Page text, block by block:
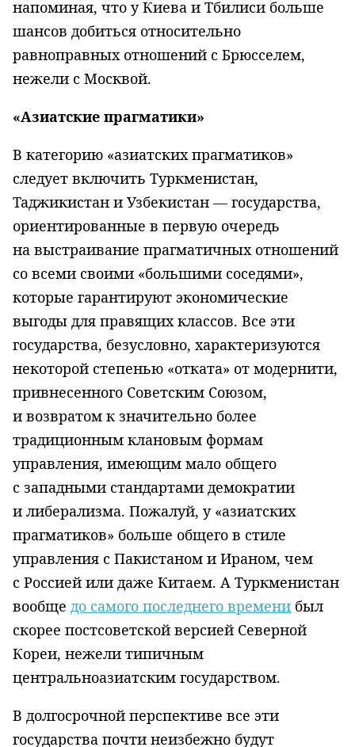
напоминая, что у Киева и Тбилиси больше
шансов добиться относительно
равноправных отношений с Брюсселем,
нежели с Москвой.
«Азиатские прагматики»
В категорию «азиатских прагматиков»
следует включить Туркменистан,
Таджикистан и Узбекистан — государства,
ориентированные в первую очередь
на выстраивание прагматичных отношений
со всеми своими «большими соседями»,
которые гарантируют экономические
выгоды для правящих классов. Все эти
государства, безусловно, характеризуются
некоторой степенью «отката» от модернити,
привнесенного Советским Союзом,
и возвратом к значительно более
традиционным клановым формам
управления, имеющим мало общего
с западными стандартами демократии
и либерализма. Пожалуй, у «азиатских
прагматиков» больше общего в стиле
управления с Пакистаном и Ираном, чем
с Россией или даже Китаем. А Туркменистан
вообще до самого последнего времени был
скорее постсоветской версией Северной
Кореи, нежели типичным
центральноазиатским государством.
В долгосрочной перспективе все эти
государства почти неизбежно будут